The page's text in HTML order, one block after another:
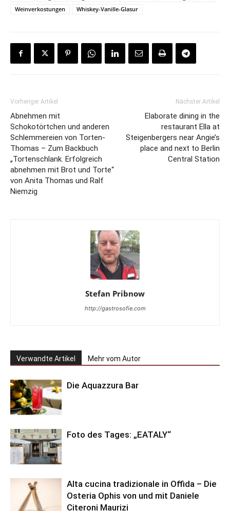
Weinverkostungen
Whiskey-Vanille-Glasur
Vorheriger Artikel
Abnehmen mit
Schokotörtchen und anderen
Schlemmereien von Torten-
Thomas – Zum Backbuch
„Tortenschlank. Erfolgreich
abnehmen mit Brot und Torte“
von Anita Thomas und Ralf
Niemzig
Nächster Artikel
Elaborate dining in the
restaurant Ella at
Steigenbergers near Angie’s
place and next to Berlin
Central Station
Stefan Pribnow
http://gastrosofie.com
Verwandte Artikel Mehr vom Autor
Die Aquazzura Bar
Foto des Tages: „EATALY“
Alta cucina tradizionale in Offida – Die
Osteria Ophis von und mit Daniele
Citeroni Maurizi